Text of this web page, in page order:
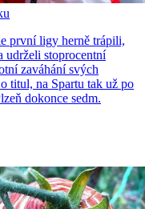
první ligy herně trápili,
udrželi stoprocentní
zaváhání svých
titul, na Spartu tak už po
dokonce sedm.